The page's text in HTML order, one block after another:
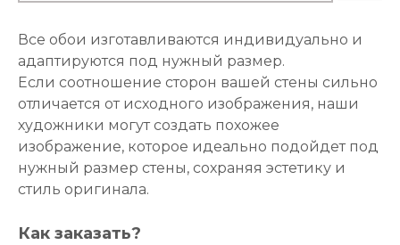
Все обои изготавливаются индивидуально и
адаптируются под нужный размер.
Если соотношение сторон вашей стены сильно
отличается от исходного изображения, наши
художники могут создать похожее
изображение, которое идеально подойдет под
нужный размер стены, сохраняя эстетику и
стиль оригинала.
Как заказать?